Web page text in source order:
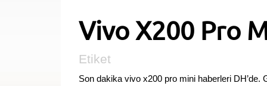
Vivo X200 Pro
Etiket
Son dakika vivo x200 pro mini haberleri